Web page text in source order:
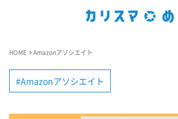
HOME Amazonアソシエイト
Amazonアソシエイト